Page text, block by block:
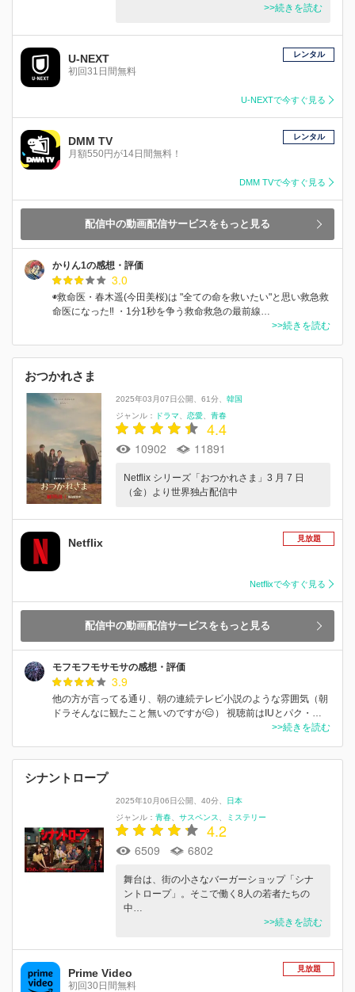
>>続きを読む
U-NEXT
初回31日間無料
レンタル
U-NEXTで今すぐ見る
DMM TV
月額550円が14日間無料！
レンタル
DMM TVで今すぐ見る
配信中の動画配信サービスをもっと見る
かりん1の感想・評価
3.0
◉救命医・春木遥(今田美桜)は "全ての命を救いたい"と思い救急救
命医になった‼️ ・1分1秒を争う救命救急の最前線…
>>続きを読む
おつかれさま
2025年03月07日公開 61分
韓国
ジャンル：
ドラマ 恋愛 青春
4.4
10902 11891
Netflix シリーズ「おつかれさま」3 月 7 日
（金）より世界独占配信中
Netflix 見放題
Netflixで今すぐ見る
配信中の動画配信サービスをもっと見る
モフモフモサモサの感想・評価
3.9
他の方が言ってる通り、朝の連続テレビ小説のような雰囲気（朝
ドラそんなに観たこと無いのですが😑） 視聴前はIUとパク・…
>>続きを読む
シナントロープ
2025年10月06日公開 40分
日本
ジャンル： 青春 サスペンス ミステリー
4.2
6509 6802
舞台は、街の小さなバーガーショップ「シナ
ントロープ」。そこで働く8人の若者たちの
中…
>>続きを読む
Prime Video
初回30日間無料
見放題